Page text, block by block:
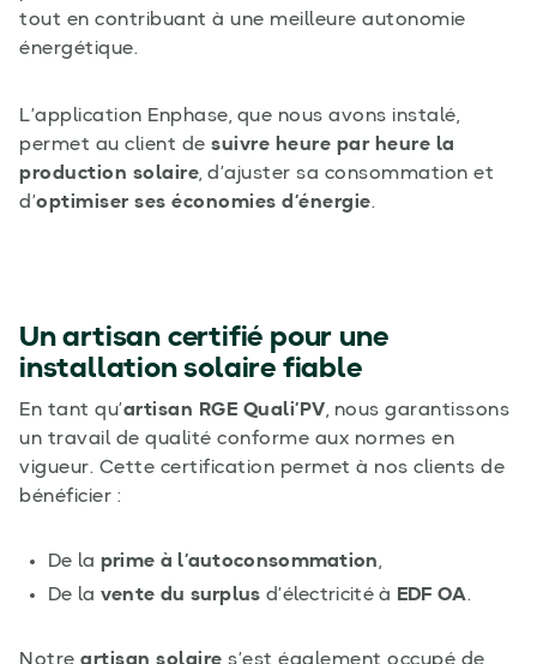
tout en contribuant à une meilleure autonomie
énergétique.
L’application Enphase, que nous avons instalé,
permet au client de suivre heure par heure la
production solaire, d’ajuster sa consommation et
d’optimiser ses économies d’énergie.
Un artisan certifié pour une
installation solaire fiable
En tant qu’artisan RGE Quali’PV, nous garantissons
un travail de qualité conforme aux normes en
vigueur. Cette certification permet à nos clients de
bénéficier :
De la prime à l’autoconsommation,
De la vente du surplus d’électricité à EDF OA.
Notre artisan solaire s’est également occupé de